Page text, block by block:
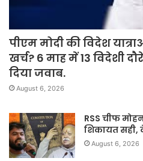
पीएम मोदी की विदेश
खर्च? 6 माह में 13 विदेशी
दिया जवाब.
August 6, 2026
RSS चीफ
शिकायत सही,
August 6, 2026